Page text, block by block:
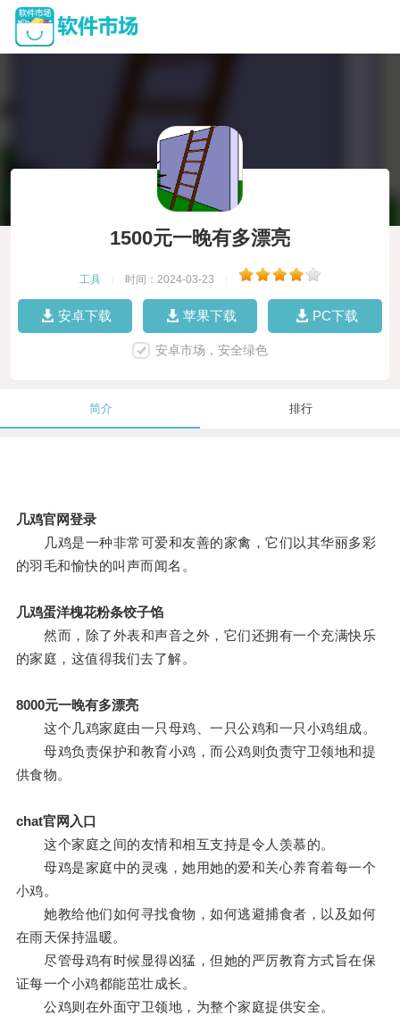
1500元一晚有多漂亮
工具 时间：2024-03-23
安卓下载 苹果下载 PC下载
安卓市场，安全绿色
简介 排行
几鸡官网登录
几鸡是一种非常可爱和友善的家禽，它们以其华丽多彩
的羽毛和愉快的叫声而闻名。
几鸡蛋洋槐花粉条饺子馅
然而，除了外表和声音之外，它们还拥有一个充满快乐
的家庭，这值得我们去了解。
8000元一晚有多漂亮
这个几鸡家庭由一只母鸡、一只公鸡和一只小鸡组成。
母鸡负责保护和教育小鸡，而公鸡则负责守卫领地和提
供食物。
chat官网入口
这个家庭之间的友情和相互支持是令人羡慕的。
母鸡是家庭中的灵魂，她用她的爱和关心养育着每一个
小鸡。
她教给他们如何寻找食物，如何逃避捕食者，以及如何
在雨天保持温暖。
尽管母鸡有时候显得凶猛，但她的严厉教育方式旨在保
证每一个小鸡都能茁壮成长。
公鸡则在外面守卫领地，为整个家庭提供安全。